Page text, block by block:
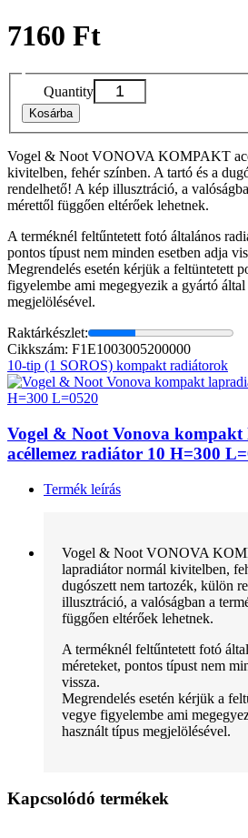
7160 Ft
Quantity
Kosárba
Vogel & Noot VONOVA KOMPAKT
kivitelben, fehér színben. A tartó és a
rendelhető! A kép illusztráció, a
mérettől függően eltérőek lehetnek.
A terméknél feltűntetett fotó általános
pontos típust nem minden esetben adja
Megrendelés esetén kérjük a feltüntetett
figyelembe ami megegyezik a gyártó által
megjelölésével.
Raktárkészlet:
Cikkszám: F1E1003005200000
10-tip (1 SOROS) kompakt radiátorok
Vogel & Noot Vonova
acéllemez radiátor 10 H=300
Termék leírás
Vogel & Noot VONOVA
lapradiátor normál kivitelben,
dugószett nem tartozék, külön
illusztráció, a valóságban a
függően eltérőek lehetnek.
A terméknél feltűntetett fotó
méreteket, pontos típust nem
vissza.
Megrendelés esetén kérjük a
vegye figyelembe ami
használt típus megjelölésével.
Kapcsolódó termékek